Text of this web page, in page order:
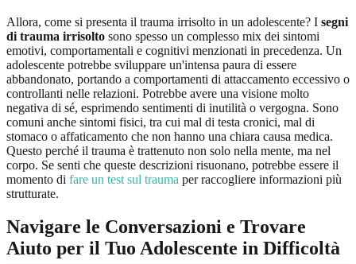
Allora, come si presenta il trauma irrisolto in un adolescente? I segni
di trauma irrisolto sono spesso un complesso mix dei sintomi
emotivi, comportamentali e cognitivi menzionati in precedenza. Un
adolescente potrebbe sviluppare un'intensa paura di essere
abbandonato, portando a comportamenti di attaccamento eccessivo o
controllanti nelle relazioni. Potrebbe avere una visione molto
negativa di sé, esprimendo sentimenti di inutilità o vergogna. Sono
comuni anche sintomi fisici, tra cui mal di testa cronici, mal di
stomaco o affaticamento che non hanno una chiara causa medica.
Questo perché il trauma è trattenuto non solo nella mente, ma nel
corpo. Se senti che queste descrizioni risuonano, potrebbe essere il
momento di fare un test sul trauma per raccogliere informazioni più
strutturate.
Navigare le Conversazioni e Trovare
Aiuto per il Tuo Adolescente in Difficoltà